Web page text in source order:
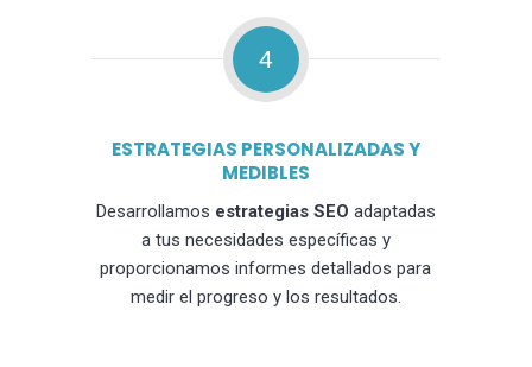
4
ESTRATEGIAS PERSONALIZADAS Y
MEDIBLES
Desarrollamos estrategias SEO adaptadas
a tus necesidades específicas y
proporcionamos informes detallados para
medir el progreso y los resultados.